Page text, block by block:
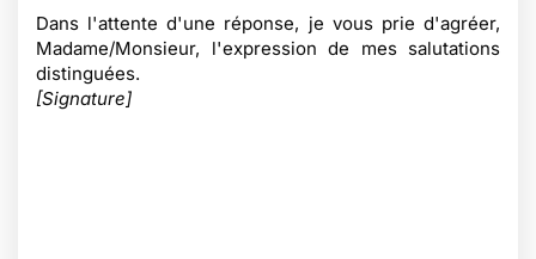
Dans l'attente d'une réponse, je vous prie d'agréer,
Madame/Monsieur, l'expression de mes salutations
distinguées.
[Signature]